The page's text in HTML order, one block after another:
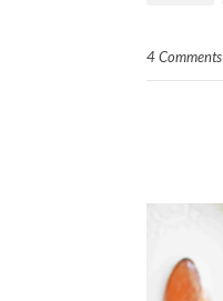
4 Comments